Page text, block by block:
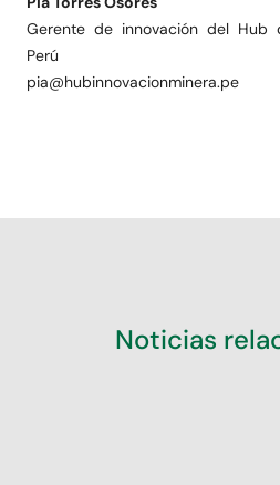
Gerente de innovación del Hub
Perú
pia@hubinnovacionminera.pe
Noticias